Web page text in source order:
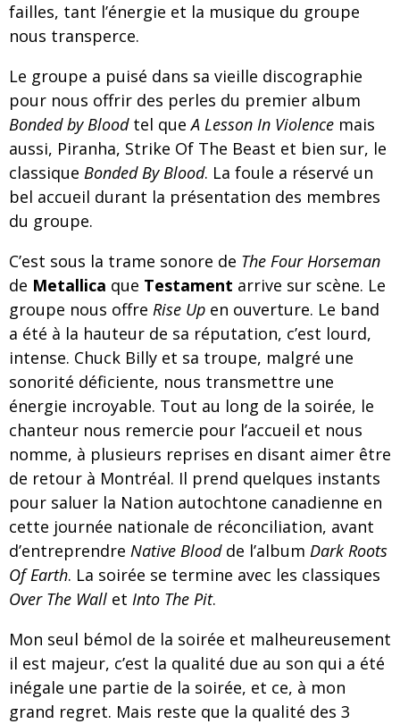
failles, tant l’énergie et la musique du groupe
nous transperce.
Le groupe a puisé dans sa vieille discographie
pour nous offrir des perles du premier album
Bonded by Bloodtel queA Lesson In Violence mais
aussi, Piranha, Strike Of The Beast et bien sur, le
classique Bonded By Blood. La foule a réservé un
bel accueil durant la présentation des membres
du groupe.
C’est sous la trame sonore de The Four Horseman
de Metallica que Testament arrive sur scène. Le
groupe nous offre Rise Up en ouverture. Le band
a été à la hauteur de sa réputation, c’est lourd,
intense. Chuck Billy et sa troupe, malgré une
sonorité déficiente, nous transmettre une
énergie incroyable. Tout au long de la soirée, le
chanteur nous remercie pour l’accueil et nous
nomme, à plusieurs reprises en disant aimer être
de retour à Montréal. Il prend quelques instants
pour saluer la Nation autochtone canadienne en
cette journée nationale de réconciliation, avant
d’entreprendre Native Bloodde l’album Dark Roots
Of Earth. La soirée se termine avec les classiques
Over The Wall et Into The Pit.
Mon seul bémol de la soirée et malheureusement
il est majeur, c’est la qualité due au son qui a été
inégale une partie de la soirée, et ce, à mon
grand regret. Mais reste que la qualité des 3